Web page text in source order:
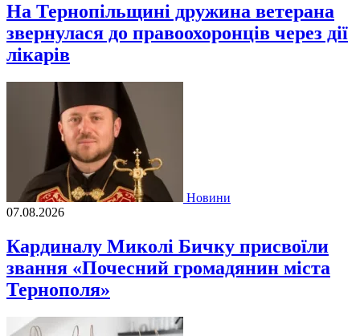
На Тернопільщині дружина ветерана
звернулася до правоохоронців через дії
лікарів
Новини
07.08.2026
Кардиналу Миколі Бичку присвоїли
звання «Почесний громадянин міста
Тернополя»